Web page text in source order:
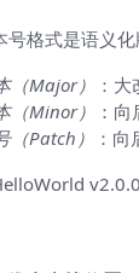
号格式是语义
（Major）
：
（Minor）
：
（Patch）
：向